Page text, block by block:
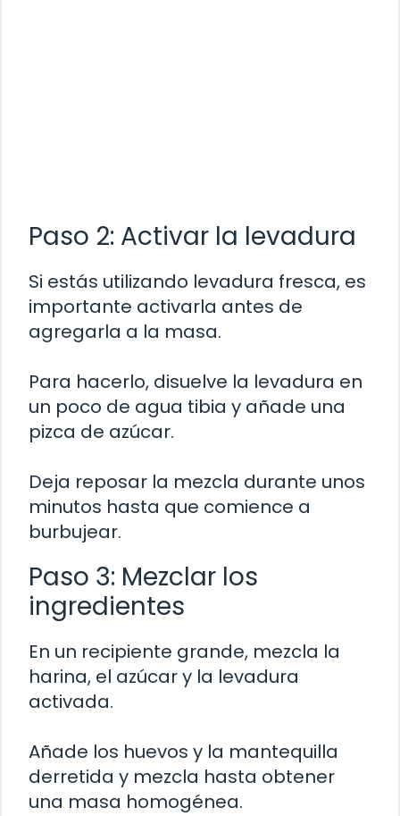
Paso 2: Activar la levadura
Si estás utilizando levadura fresca, es
importante activarla antes de
agregarla a la masa.
Para hacerlo, disuelve la levadura en
un poco de agua tibia y añade una
pizca de azúcar.
Deja reposar la mezcla durante unos
minutos hasta que comience a
burbujear.
Paso 3: Mezclar los
ingredientes
En un recipiente grande, mezcla la
harina, el azúcar y la levadura
activada.
Añade los huevos y la mantequilla
derretida y mezcla hasta obtener
una masa homogénea.